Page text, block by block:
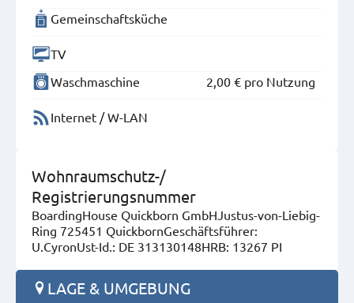
Gemeinschaftsküche
TV
Waschmaschine
2,00 € pro Nutzung
Internet / W-LAN
Wohnraumschutz-/
Registrierungsnummer
BoardingHouse Quickborn GmbHJustus-von-Liebig-
Ring 725451 QuickbornGeschäftsführer:
U.CyronUst-Id.: DE 313130148HRB: 13267 PI
LAGE & UMGEBUNG